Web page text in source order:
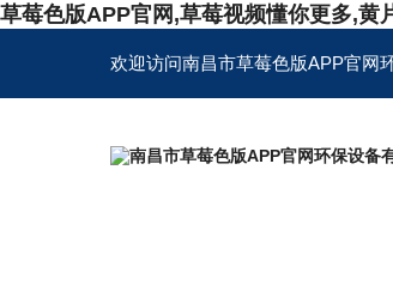
草莓色版APP官网,草莓视频懂你更多,黄
欢迎访问南昌市草莓色版APP官网